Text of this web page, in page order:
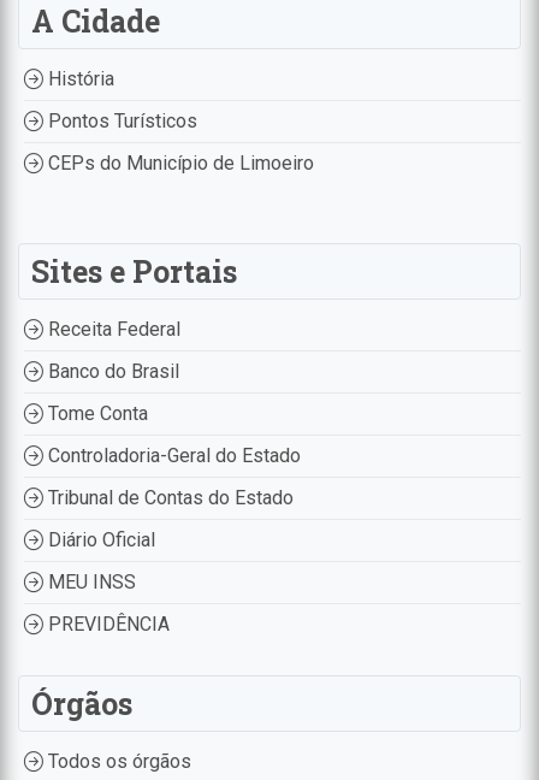
A Cidade
História
Pontos Turísticos
CEPs do Município de Limoeiro
Sites e Portais
Receita Federal
Banco do Brasil
Tome Conta
Controladoria-Geral do Estado
Tribunal de Contas do Estado
Diário Oficial
MEU INSS
PREVIDÊNCIA
Órgãos
Todos os órgãos